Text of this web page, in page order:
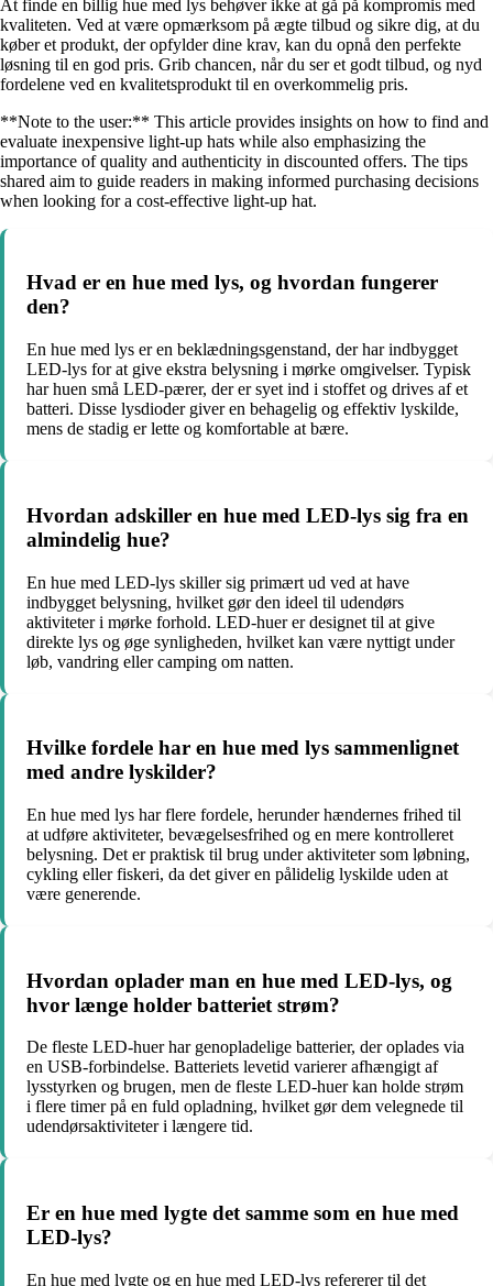
At finde en billig hue med lys behøver ikke at gå på kompromis med
kvaliteten. Ved at være opmærksom på ægte tilbud og sikre dig, at du
køber et produkt, der opfylder dine krav, kan du opnå den perfekte
løsning til en god pris. Grib chancen, når du ser et godt tilbud, og nyd
fordelene ved en kvalitetsprodukt til en overkommelig pris.
**Note to the user:** This article provides insights on how to find and
evaluate inexpensive light-up hats while also emphasizing the
importance of quality and authenticity in discounted offers. The tips
shared aim to guide readers in making informed purchasing decisions
when looking for a cost-effective light-up hat.
Hvad er en hue med lys, og hvordan fungerer
den?
En hue med lys er en beklædningsgenstand, der har indbygget
LED-lys for at give ekstra belysning i mørke omgivelser. Typisk
har huen små LED-pærer, der er syet ind i stoffet og drives af et
batteri. Disse lysdioder giver en behagelig og effektiv lyskilde,
mens de stadig er lette og komfortable at bære.
Hvordan adskiller en hue med LED-lys sig fra en
almindelig hue?
En hue med LED-lys skiller sig primært ud ved at have
indbygget belysning, hvilket gør den ideel til udendørs
aktiviteter i mørke forhold. LED-huer er designet til at give
direkte lys og øge synligheden, hvilket kan være nyttigt under
løb, vandring eller camping om natten.
Hvilke fordele har en hue med lys sammenlignet
med andre lyskilder?
En hue med lys har flere fordele, herunder hændernes frihed til
at udføre aktiviteter, bevægelsesfrihed og en mere kontrolleret
belysning. Det er praktisk til brug under aktiviteter som løbning,
cykling eller fiskeri, da det giver en pålidelig lyskilde uden at
være generende.
Hvordan oplader man en hue med LED-lys, og
hvor længe holder batteriet strøm?
De fleste LED-huer har genopladelige batterier, der oplades via
en USB-forbindelse. Batteriets levetid varierer afhængigt af
lysstyrken og brugen, men de fleste LED-huer kan holde strøm
i flere timer på en fuld opladning, hvilket gør dem velegnede til
udendørsaktiviteter i længere tid.
Er en hue med lygte det samme som en hue med
LED-lys?
En hue med lygte og en hue med LED-lys refererer til det